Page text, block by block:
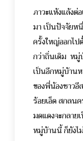
ภาวะแห้งแล้งต่
มา เป็นปัจจัยห
ครั้งใหญ่ออกไ
กว่าถิ่นเดิม หมู่
เป็นอีกหมู่บ้าน
ของพี่น้องชาว
ร้อยเอ็ด สกลน
มดแดงจะกลา
หมู่บ้านนี้ ก็ยังไ